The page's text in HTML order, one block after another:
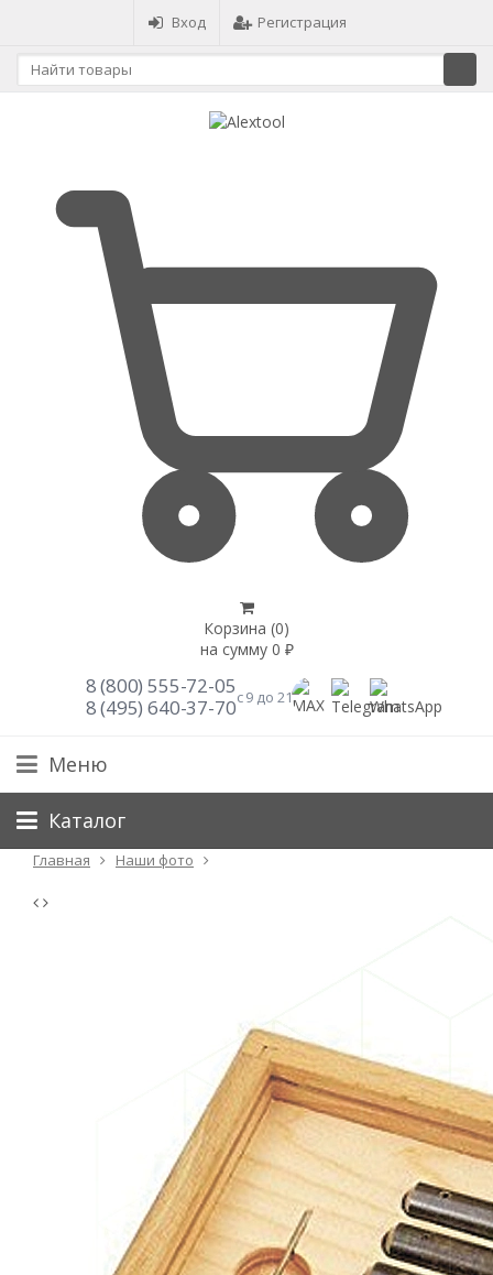
Вход Регистрация
Корзина (0)
на сумму 0 ₽
8 (800) 555-72-05
8 (495) 640-37-70с 9 до 21
Меню
Каталог
Главная Наши фото